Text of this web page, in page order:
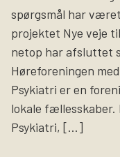
spørgsmål har
projektet Nye veje
netop har afsluttet
Høreforeningen
Psykiatri er en
lokale fællesskaber.
Psykiatri, […]